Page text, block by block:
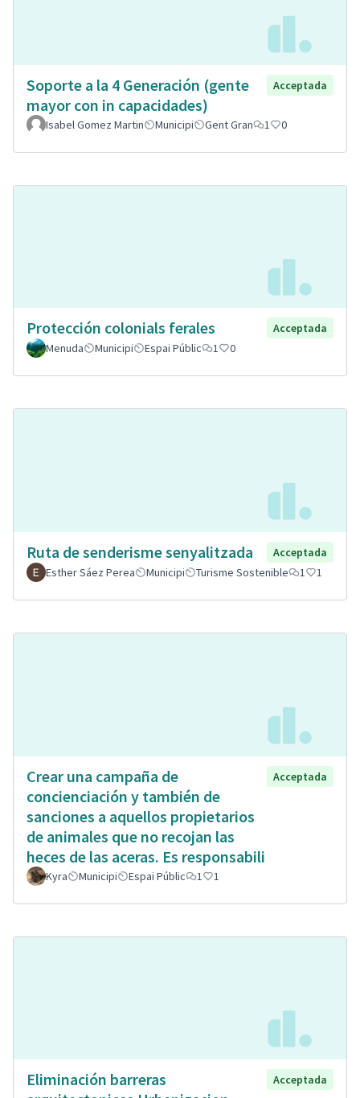
Soporte a la 4 Generación (gente
mayor con in capacidades)
Acceptada
Isabel Gomez Martin Municipi Gent Gran 1 0
Protección colonials ferales
Acceptada
Menuda
Municipi Espai Públic 1 0
Ruta de senderisme senyalitzada
Acceptada
Esther Sáez Perea
Municipi Turisme Sostenible 1 1
Crear una campaña de
concienciación y también de
sanciones a aquellos propietarios
de animales que no recojan las
heces de las aceras. Es responsabili
Acceptada
Kyra Municipi Espai Públic 1 1
Eliminación barreras
Acceptada